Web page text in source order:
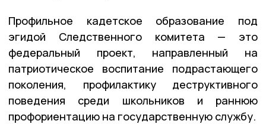
Профильное кадетское образование под
эгидой Следственного комитета — это
федеральный проект, направленный на
патриотическое воспитание подрастающего
поколения, профилактику деструктивного
поведения среди школьников и раннюю
профориентацию на государственную службу.